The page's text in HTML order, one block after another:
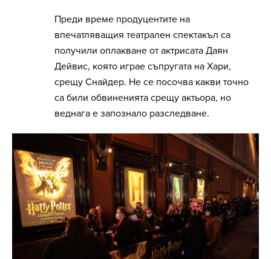
Преди време продуцентите на
впечатляващия театрален спектакъл са
получили оплакване от актрисата Даян
Дейвис, която играе съпругата на Хари,
срещу Снайдер. Не се посочва какви точно
са били обвиненията срещу актьора, но
веднага е запознало разследване.